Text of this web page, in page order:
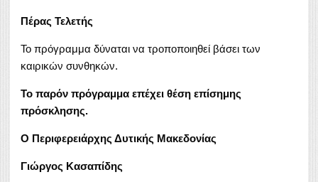
Πέρας Τελετής
Το πρόγραμμα δύναται να τροποποιηθεί βάσει των
καιρικών συνθηκών.
Το παρόν πρόγραμμα επέχει θέση επίσημης
πρόσκλησης.
Ο Περιφερειάρχης Δυτικής Μακεδονίας
Γιώργος Κασαπίδης